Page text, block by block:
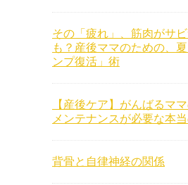
その「疲れ」、筋肉がサ
も？産後ママのための、
ンプ復活」術
【産後ケア】がんばるマ
メンテナンスが必要な本
背骨と自律神経の関係